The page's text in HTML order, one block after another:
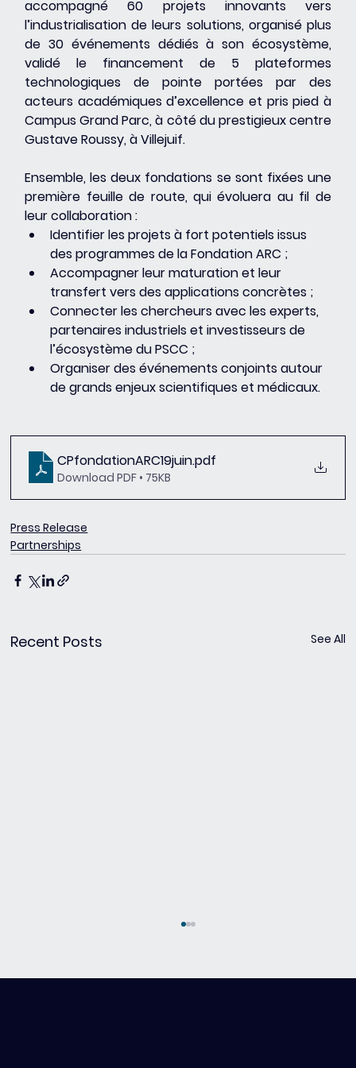
accompagné 60 projets innovants vers
l’industrialisation de leurs solutions, organisé plus
de 30 événements dédiés à son écosystème,
validé le financement de 5 plateformes
technologiques de pointe portées par des
acteurs académiques d’excellence et pris pied à
Campus Grand Parc, à côté du prestigieux centre
Gustave Roussy, à Villejuif.
Ensemble, les deux fondations se sont fixées une
première feuille de route, qui évoluera au fil de
leur collaboration :
Identifier les projets à fort potentiels issus
des programmes de la Fondation ARC ;
Accompagner leur maturation et leur
transfert vers des applications concrètes ;
Connecter les chercheurs avec les experts,
partenaires industriels et investisseurs de
l’écosystème du PSCC ;
Organiser des événements conjoints autour
de grands enjeux scientifiques et médicaux.
CPfondationARC19juin.pdf
Download PDF • 75KB
Press Release
Partnerships
Recent Posts See All